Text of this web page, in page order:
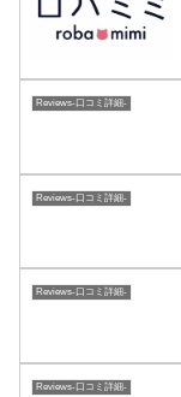
Reviews-口コミ詳細-
Reviews-口コミ詳細-
Reviews-口コミ詳細-
Reviews-口コミ詳細-